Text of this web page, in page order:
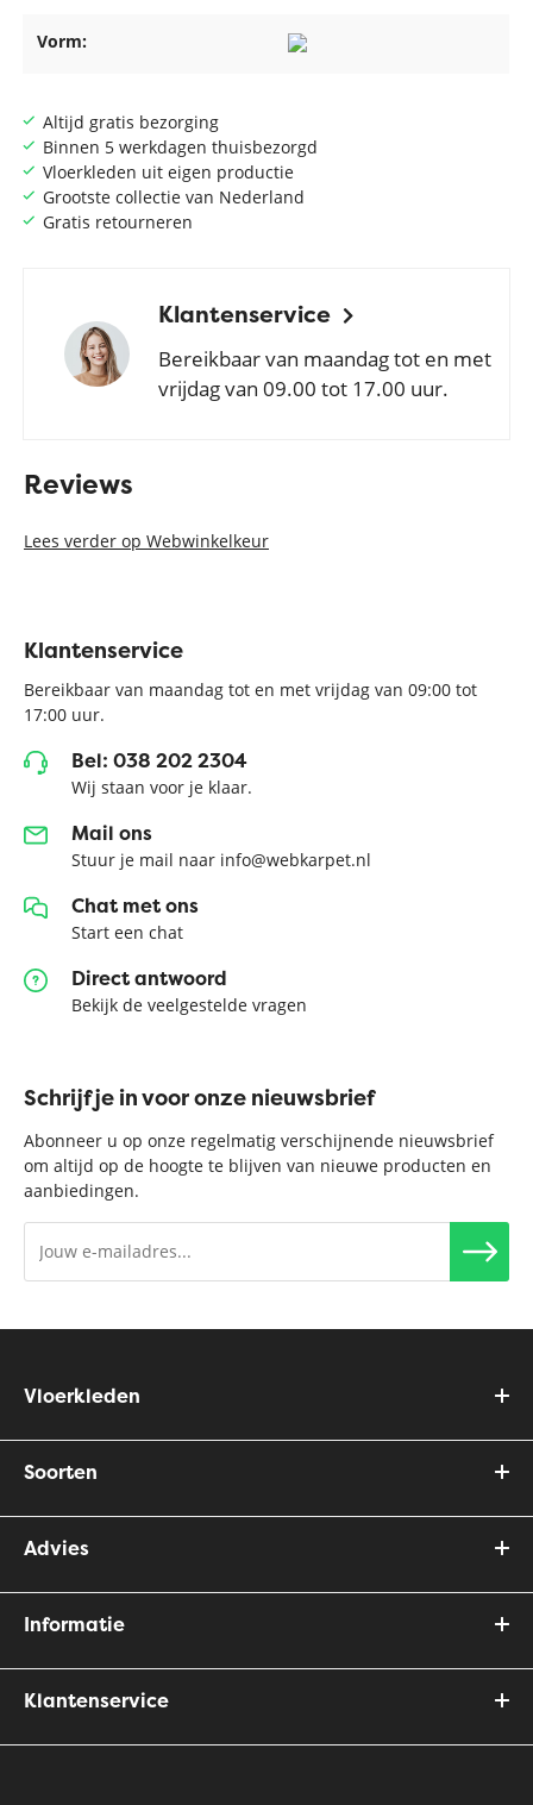
Altijd gratis bezorging
Binnen 5 werkdagen thuisbezorgd
Vloerkleden uit eigen productie
Grootste collectie van Nederland
Gratis retourneren
Klantenservice
Bereikbaar van maandag tot en met
vrijdag van 09.00 tot 17.00 uur.
Vorm:
Reviews
Lees verder op Webwinkelkeur
Klantenservice
Bereikbaar van maandag tot en met vrijdag van 09:00 tot
17:00 uur.
Bel: 038 202 2304
Wij staan voor je klaar.
Mail ons
Stuur je mail naar info@webkarpet.nl
Chat met ons
Start een chat
Direct antwoord
Bekijk de veelgestelde vragen
Schrijf je in voor onze nieuwsbrief
Abonneer u op onze regelmatig verschijnende nieuwsbrief
om altijd op de hoogte te blijven van nieuwe producten en
aanbiedingen.
Vloerkleden
Soorten
Advies
Informatie
Klantenservice